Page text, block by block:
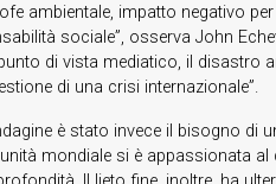
ambientale, impatto negativo
sociale”, osserva John
di vista mediatico, il disastro
di una crisi internazionale”.
è stato invece il bisogno di
mondiale si è appassionata